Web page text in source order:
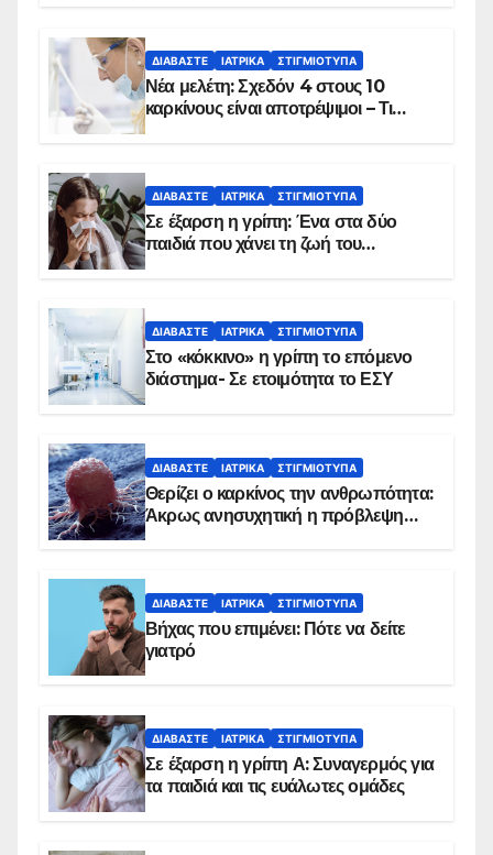
ΔΙΑΒΆΣΤΕ ΙΑΤΡΙΚΆ ΣΤΙΓΜΙΌΤΥΠΑ
Νέα μελέτη: Σχεδόν 4 στους 10
καρκίνους είναι αποτρέψιμοι – Τι
ΔΙΑΒΆΣΤΕ ΙΑΤΡΙΚΆ ΣΤΙΓΜΙΌΤΥΠΑ
Σε έξαρση η γρίπη: Ένα στα δύο
παιδιά που χάνει τη ζωή του
ΔΙΑΒΆΣΤΕ ΙΑΤΡΙΚΆ ΣΤΙΓΜΙΌΤΥΠΑ
Στο «κόκκινο» η γρίπη το επόμενο
διάστημα- Σε ετοιμότητα το ΕΣΥ
ΔΙΑΒΆΣΤΕ ΙΑΤΡΙΚΆ ΣΤΙΓΜΙΌΤΥΠΑ
Θερίζει ο καρκίνος την ανθρωπότητα:
Άκρως ανησυχητική η πρόβλεψη…
ΔΙΑΒΆΣΤΕ ΙΑΤΡΙΚΆ ΣΤΙΓΜΙΌΤΥΠΑ
Βήχας που επιμένει: Πότε να δείτε
γιατρό
ΔΙΑΒΆΣΤΕ ΙΑΤΡΙΚΆ ΣΤΙΓΜΙΌΤΥΠΑ
Σε έξαρση η γρίπη Α: Συναγερμός για
τα παιδιά και τις ευάλωτες ομάδες